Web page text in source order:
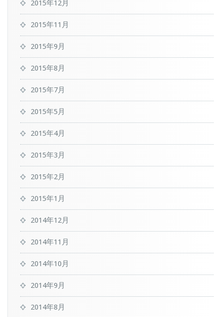
2015年12月
2015年11月
2015年9月
2015年8月
2015年7月
2015年5月
2015年4月
2015年3月
2015年2月
2015年1月
2014年12月
2014年11月
2014年10月
2014年9月
2014年8月